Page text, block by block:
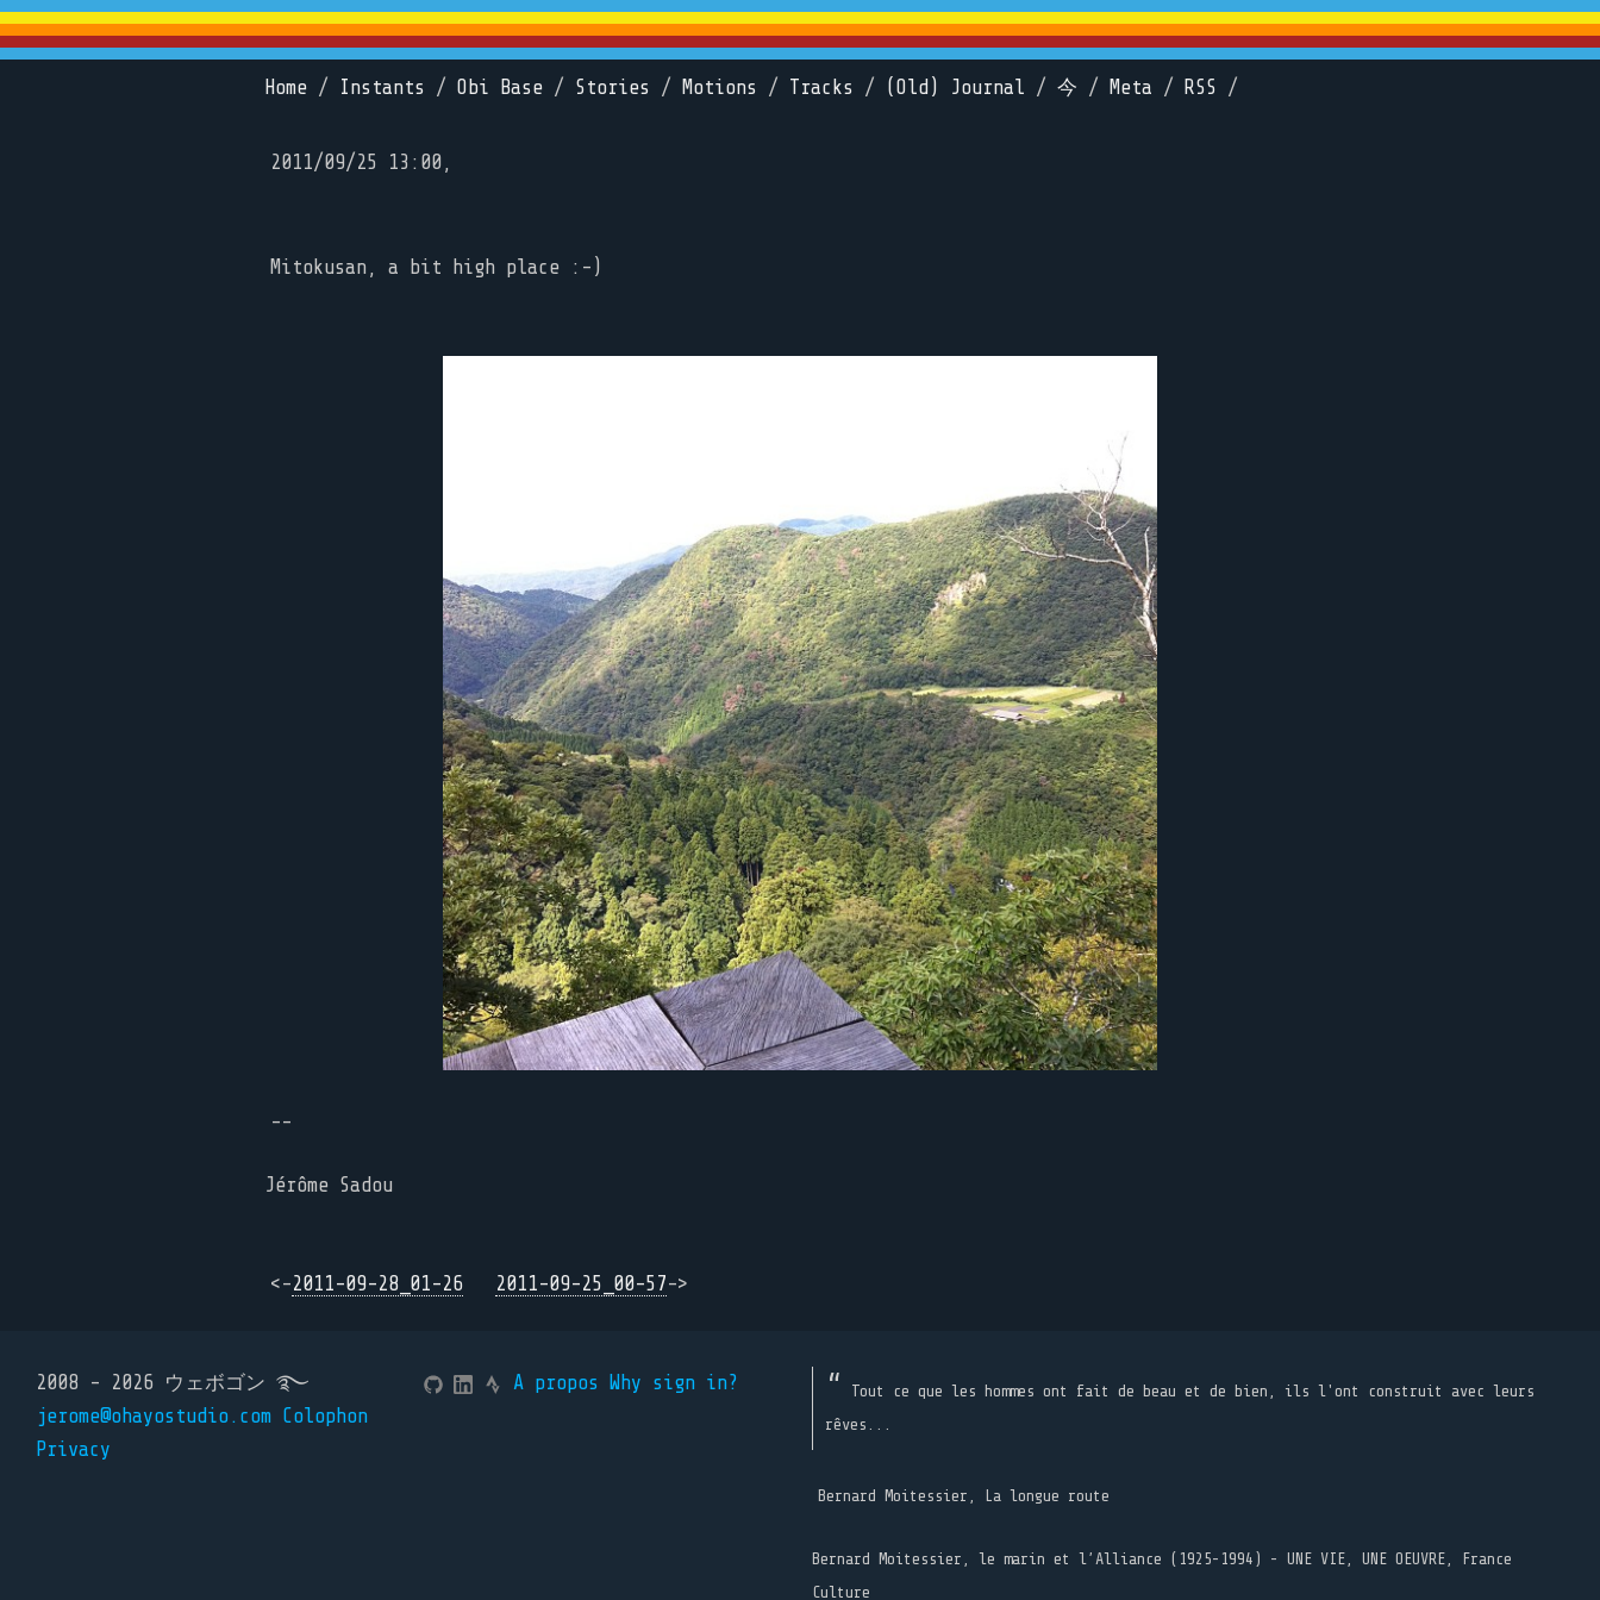
Home / Instants / Obi Base / Stories / Motions / Tracks / (Old) Journal / 今 / Meta / RSS /
2011/09/25 13:00,
Mitokusan, a bit high place :-)
--
Jérôme Sadou
<-2011-09-28_01-26 2011-09-25_00-57->
2008 - 2026 ウェボゴン ࿐
jerome@ohayostudio.com Colophon
Privacy
A propos Why sign in?
Tout ce que les hommes ont fait de beau et de bien, ils l'ont construit avec leurs
rêves...
Bernard Moitessier, La longue route
Bernard Moitessier, le marin et l’Alliance (1925-1994) - UNE VIE, UNE OEUVRE, France
Culture